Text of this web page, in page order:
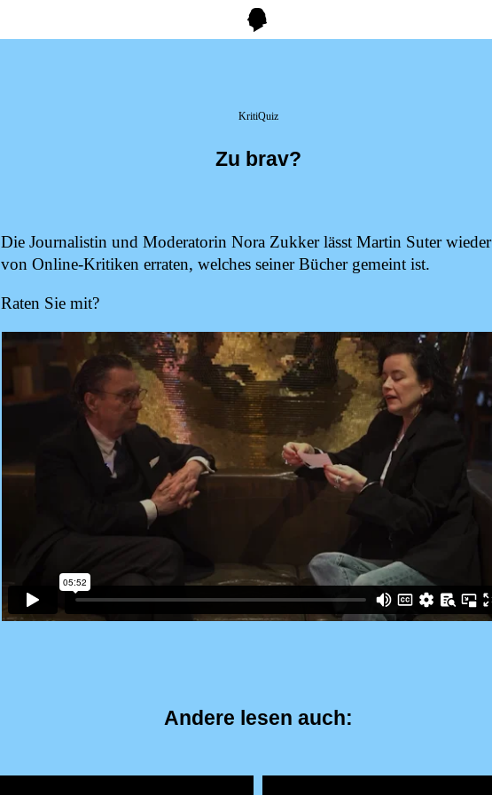
KritiQuiz
Zu brav?
Die Jour­na­lis­tin und Mo­de­ra­to­rin No­ra Zuk­ker lässt Mar­tin Su­ter wie­der
von On­line-Kri­ti­ken er­ra­ten, wel­ches sei­ner Bü­cher ge­meint ist.
Ra­ten Sie mit?
Andere lesen auch: